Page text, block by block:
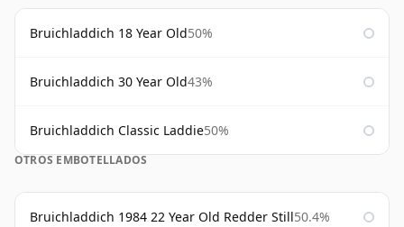
Bruichladdich 18 Year Old50%
Bruichladdich 30 Year Old43%
Bruichladdich Classic Laddie50%
OTROS EMBOTELLADOS
Bruichladdich 1984 22 Year Old Redder Still50.4%